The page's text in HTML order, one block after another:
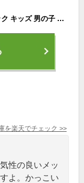
umbro スクエアリュック アンブロ スクエア リュック キッズ 男の子 女の子 スクエア型 スポーツブランド ジュニア バックパック リュックサック 小学校 バッグ ジュニア ブランド 青 黒 おしゃれリュック スポーツリュック アンブロリュック Umbroリュック
を楽天でチェック >>
性の良いメッ
よ。かっこい